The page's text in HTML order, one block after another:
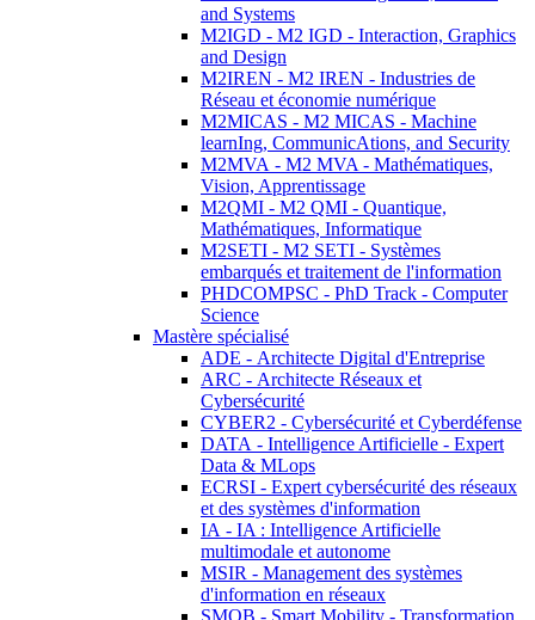
and Systems
M2IGD - M2 IGD - Interaction, Graphics
and Design
M2IREN - M2 IREN - Industries de
Réseau et économie numérique
M2MICAS - M2 MICAS - Machine
learnIng, CommunicAtions, and Security
M2MVA - M2 MVA - Mathématiques,
Vision, Apprentissage
M2QMI - M2 QMI - Quantique,
Mathématiques, Informatique
M2SETI - M2 SETI - Systèmes
embarqués et traitement de l'information
PHDCOMPSC - PhD Track - Computer
Science
Mastère spécialisé
ADE - Architecte Digital d'Entreprise
ARC - Architecte Réseaux et
Cybersécurité
CYBER2 - Cybersécurité et Cyberdéfense
DATA - Intelligence Artificielle - Expert
Data & MLops
ECRSI - Expert cybersécurité des réseaux
et des systèmes d'information
IA - IA : Intelligence Artificielle
multimodale et autonome
MSIR - Management des systèmes
d'information en réseaux
SMOB - Smart Mobility - Transformation